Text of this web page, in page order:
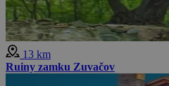
13 km
Ruiny zamku Zuvačov